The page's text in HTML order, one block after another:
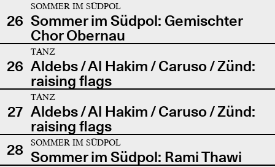
26
SOMMER IM SÜDPOL
Sommer im Südpol: Gemischter
Chor Obernau
26
TANZ
Aldebs / Al Hakim / Caruso / Zünd:
raising flags
27
TANZ
Aldebs / Al Hakim / Caruso / Zünd:
raising flags
28
SOMMER IM SÜDPOL
Sommer im Südpol: Rami Thawi